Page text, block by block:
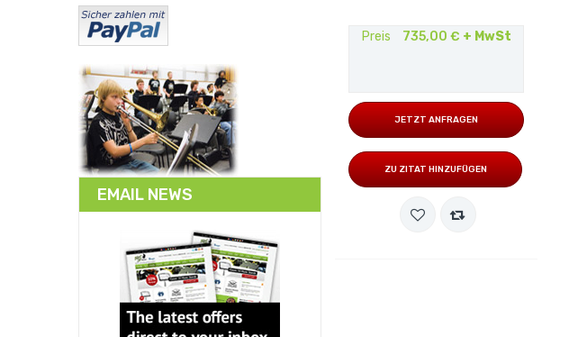
EMAIL NEWS
Preis 735,00 € + MwSt
JETZT ANFRAGEN
ZU ZITAT HINZUFÜGEN